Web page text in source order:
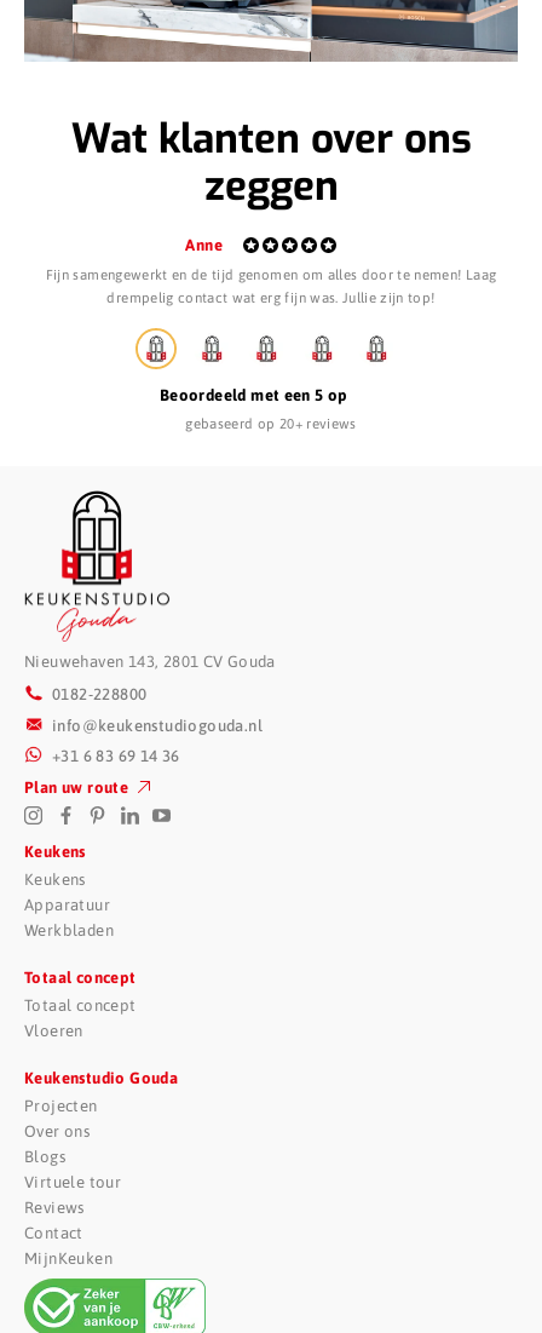
Wat klanten over ons
zeggen
Harry
Schitterende keuken geleverd en gemonteerd na uitstekend geholpen te
zijn door Rolf en Annemiek. Nogmaals dank voor de goede service
Beoordeeld met een 5 op
gebaseerd op 20+ reviews
Nieuwehaven 143, 2801 CV Gouda
0182-228800
info@keukenstudiogouda.nl
+31 6 83 69 14 36
Plan uw route
Keukens
Keukens
Apparatuur
Werkbladen
Totaal concept
Totaal concept
Vloeren
Keukenstudio Gouda
Projecten
Over ons
Blogs
Virtuele tour
Reviews
Contact
MijnKeuken